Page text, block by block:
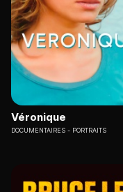
Véronique
DOCUMENTAIRES PORTRAITS